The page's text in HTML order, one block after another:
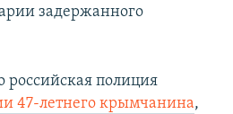
задержанного
российская полиция
47-летнего крымчанина,